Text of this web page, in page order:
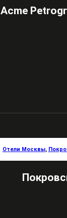
Acme
Отели Москвы,